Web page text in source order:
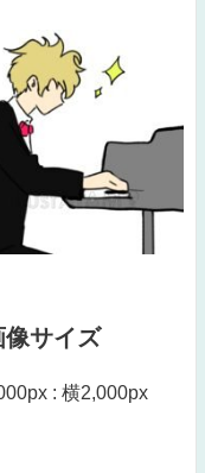
像サイズ
: 横2,000px